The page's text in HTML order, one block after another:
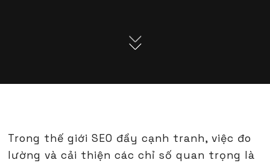
Trong thế giới SEO đầy cạnh tranh, việc đo
lường và cải thiện các chỉ số quan trọng là